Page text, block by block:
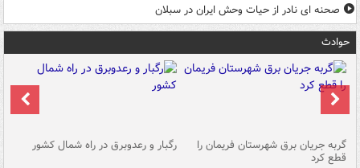
صحنه ای نادر از حیات وحش ایران در سبلان
حوادث
گربه جریان برق شهرستان فریمان را
قطع کرد
رگبار و رعدوبرق در راه شمال کشور